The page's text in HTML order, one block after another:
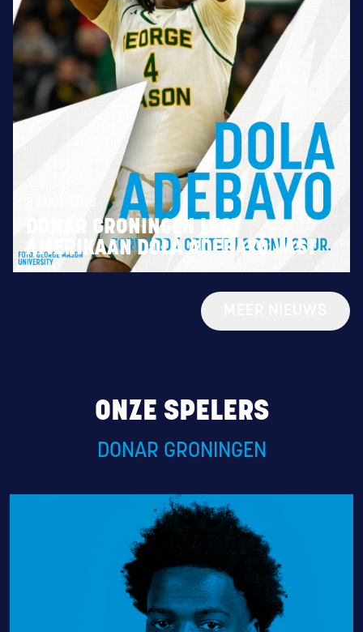
DONAR GRONINGEN LEGT
AMERIKAAN DOLA ADEBAYO VAST
ONZE SPELERS
DONAR GRONINGEN
ANTOINE